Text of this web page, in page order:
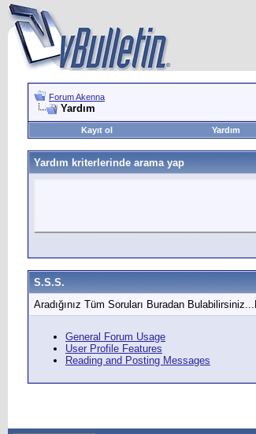
Forum Akenna
Yardım
Kayıt ol
Yardım
Yardım kriterlerinde arama yap
S.S.S.
Aradığınız Tüm Soruları Buradan
General Forum Usage
User Profile Features
Reading and Posting Messages